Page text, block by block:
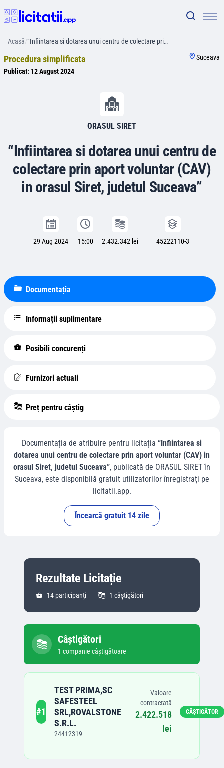
Acasă/“Infiintarea si dotarea unui centru de colectare pri…
Procedura simplificata
Publicat: 12 August 2024
Suceava
ORASUL SIRET
“Infiintarea si dotarea unui centru de
colectare prin aport voluntar (CAV)
in orasul Siret, judetul Suceava”
29 Aug 2024 15:00 2.432.342 lei 45222110-3
Documentația
Informații suplimentare
Posibili concurenți
Furnizori actuali
Preț pentru câștig
Documentația de atribuire pentru licitația “Infiintarea si
dotarea unui centru de colectare prin aport voluntar (CAV) in
orasul Siret, judetul Suceava”, publicată de ORASUL SIRET în
Suceava, este disponibilă gratuit utilizatorilor înregistrați pe
licitatii.app.
Încearcă gratuit 14 zile
Rezultate Licitație
14 participanți 1 câștigători
Câștigători
1 companie câștigătoare
#1
TEST PRIMA,SC
SAFESTEEL
SRL,ROVALSTONE
S.R.L.
24412319
Valoare
contractată
2.422.518
lei
CÂȘTIGĂTOR